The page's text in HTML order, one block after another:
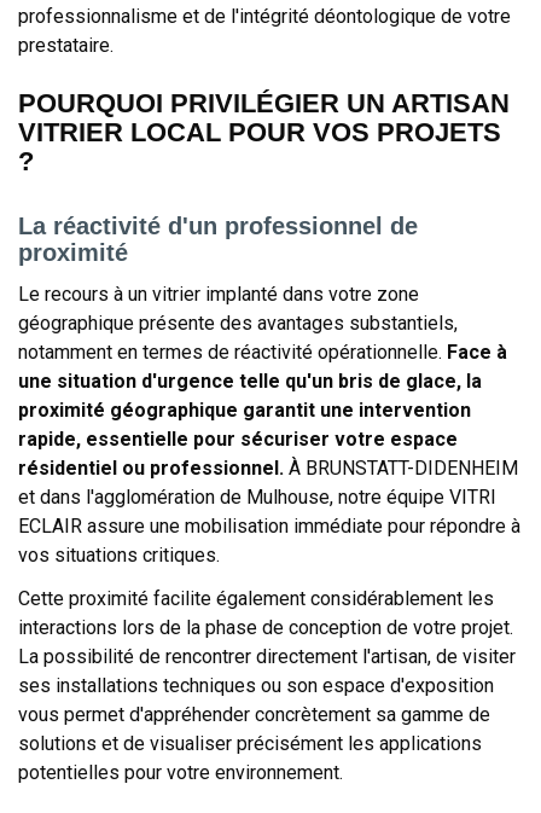
professionnalisme et de l'intégrité déontologique de votre
prestataire.
POURQUOI PRIVILÉGIER UN ARTISAN
VITRIER LOCAL POUR VOS PROJETS
?
La réactivité d'un professionnel de
proximité
Le recours à un vitrier implanté dans votre zone
géographique présente des avantages substantiels,
notamment en termes de réactivité opérationnelle. Face à
une situation d'urgence telle qu'un bris de glace, la
proximité géographique garantit une intervention
rapide, essentielle pour sécuriser votre espace
résidentiel ou professionnel. À BRUNSTATT-DIDENHEIM
et dans l'agglomération de Mulhouse, notre équipe VITRI
ECLAIR assure une mobilisation immédiate pour répondre à
vos situations critiques.
Cette proximité facilite également considérablement les
interactions lors de la phase de conception de votre projet.
La possibilité de rencontrer directement l'artisan, de visiter
ses installations techniques ou son espace d'exposition
vous permet d'appréhender concrètement sa gamme de
solutions et de visualiser précisément les applications
potentielles pour votre environnement.